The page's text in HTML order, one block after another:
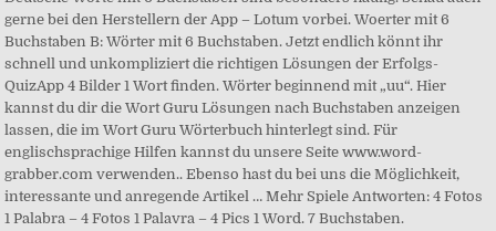
gerne bei den Herstellern der App – Lotum vorbei. Woerter mit 6
Buchstaben B: Wörter mit 6 Buchstaben. Jetzt endlich könnt ihr
schnell und unkompliziert die richtigen Lösungen der Erfolgs-
QuizApp 4 Bilder 1 Wort finden. Wörter beginnend mit „uu“. Hier
kannst du dir die Wort Guru Lösungen nach Buchstaben anzeigen
lassen, die im Wort Guru Wörterbuch hinterlegt sind. Für
englischsprachige Hilfen kannst du unsere Seite www.word-
grabber.com verwenden.. Ebenso hast du bei uns die Möglichkeit,
interessante und anregende Artikel … Mehr Spiele Antworten: 4 Fotos
1 Palabra – 4 Fotos 1 Palavra – 4 Pics 1 Word. 7 Buchstaben.